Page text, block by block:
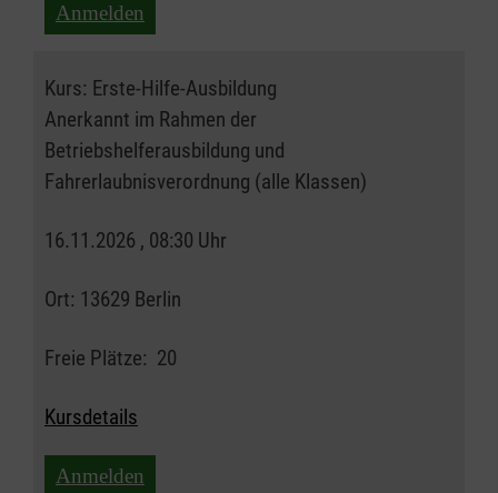
Anmelden
Kurs: Erste-Hilfe-Ausbildung
Anerkannt im Rahmen der
Betriebshelferausbildung und
Fahrerlaubnisverordnung (alle Klassen)
16.11.2026 , 08:30 Uhr
Ort: 13629 Berlin
Freie Plätze: 20
Kursdetails
Anmelden